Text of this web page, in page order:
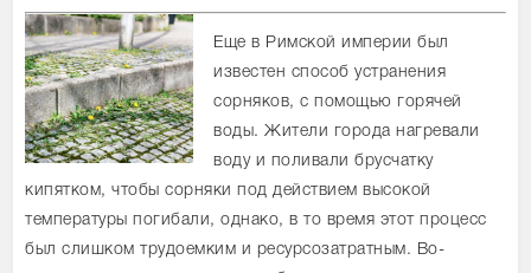
Еще в Римской империи был
известен способ устранения
сорняков, с помощью горячей
воды. Жители города нагревали
воду и поливали брусчатку
кипятком, чтобы сорняки под действием высокой
температуры погибали, однако, в то время этот процесс
был слишком трудоемким и ресурсозатратным. Во-